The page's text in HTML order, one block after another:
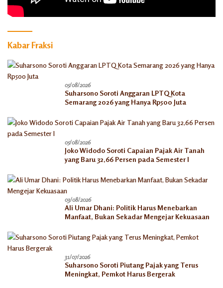
Kabar Fraksi
05/08/2026
Suharsono Soroti Anggaran LPTQ Kota
Semarang 2026 yang Hanya Rp500 Juta
05/08/2026
Joko Widodo Soroti Capaian Pajak Air Tanah
yang Baru 32,66 Persen pada Semester I
03/08/2026
Ali Umar Dhani: Politik Harus Menebarkan
Manfaat, Bukan Sekadar Mengejar Kekuasaan
31/07/2026
Suharsono Soroti Piutang Pajak yang Terus
Meningkat, Pemkot Harus Bergerak